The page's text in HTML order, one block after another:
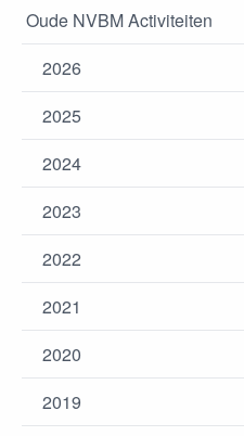
Oude NVBM Activiteiten
2026
2025
2024
2023
2022
2021
2020
2019